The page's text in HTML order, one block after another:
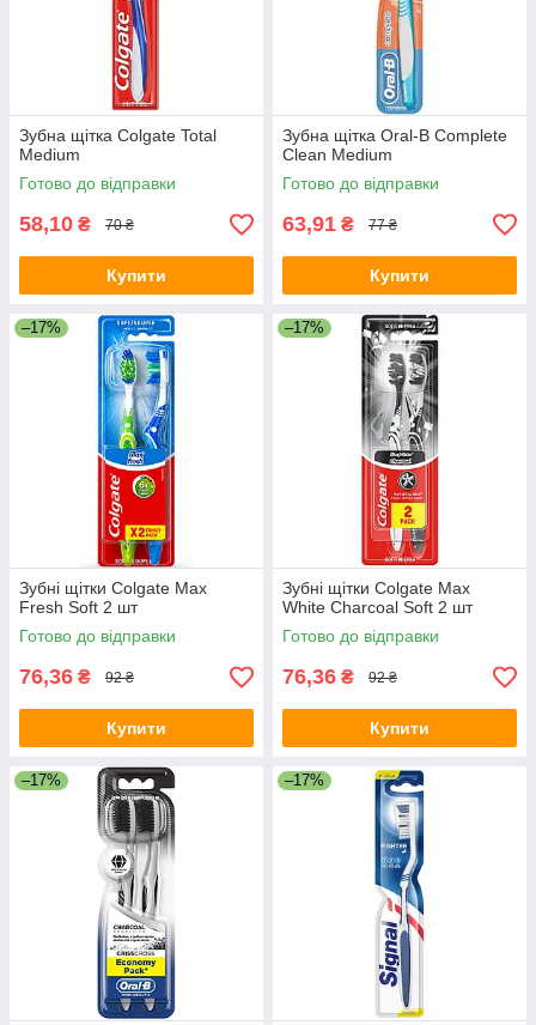
Зубна щітка Colgate Total
Medium
Готово до відправки
58,10 ₴ 70 ₴
Купити
Зубна щітка Oral-B Complete
Clean Medium
Готово до відправки
63,91 ₴ 77 ₴
Купити
–17%
Зубні щітки Colgate Max
Fresh Soft 2 шт
Готово до відправки
76,36 ₴ 92 ₴
Купити
–17%
Зубні щітки Colgate Max
White Charcoal Soft 2 шт
Готово до відправки
76,36 ₴ 92 ₴
Купити
–17% –17%